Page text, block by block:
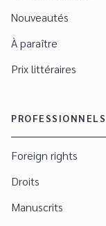
Nouveautés
À paraître
Prix littéraires
PROFESSIONNELS
Foreign rights
Droits
Manuscrits